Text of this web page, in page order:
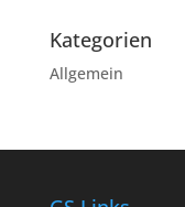
Kategorien
Allgemein